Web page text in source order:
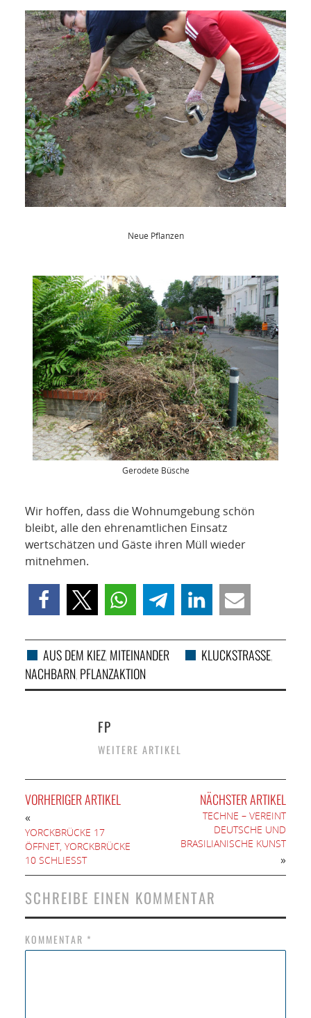
Neue Pflanzen
Gerodete Büsche
Wir hoffen, dass die Wohnumgebung schön
bleibt, alle den ehrenamtlichen Einsatz
wertschätzen und Gäste ihren Müll wieder
mitnehmen.
AUS DEM KIEZ, MITEINANDER KLUCKSTRASSE ,
NACHBARN, PFLANZAKTION
FP
WEITERE ARTIKEL
VORHERIGER ARTIKEL
«
YORCKBRÜCKE 17
ÖFFNET, YORCKBRÜCKE
10 SCHLIESST
NÄCHSTER ARTIKEL
TECHNE – VEREINT
DEUTSCHE UND
BRASILIANISCHE KUNST
»
SCHREIBE EINEN KOMMENTAR
KOMMENTAR *